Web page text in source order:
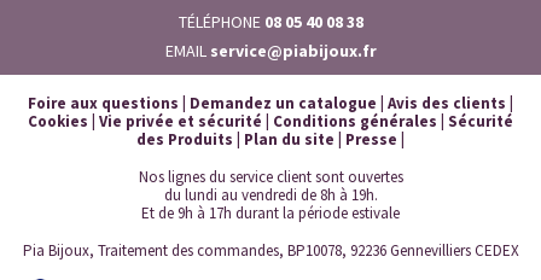
TÉLÉPHONE 08 05 40 08 38
EMAIL service@piabijoux.fr
Foire aux questions Demandez un catalogue Avis des clients
Cookies Vie privée et sécurité Conditions générales Sécurité
des Produits
Plan du site Presse
Nos lignes du service client sont ouvertes
du lundi au vendredi de 8h à 19h.
Et de 9h à 17h durant la période estivale
Pia Bijoux, Traitement des commandes, BP10078, 92236 Gennevilliers CEDEX